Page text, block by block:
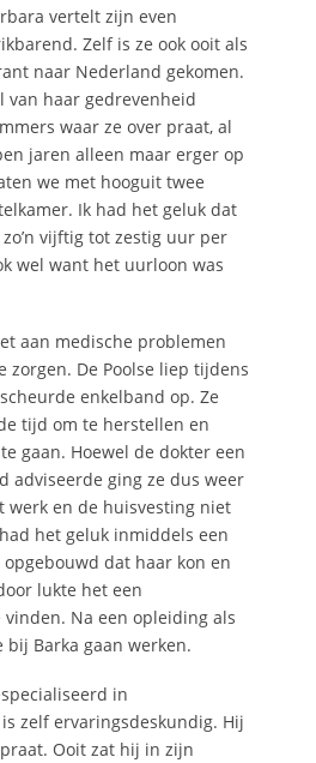
vertelt zijn even
Zelf is ze ook ooit als
naar Nederland gekomen.
van haar gedrevenheid
waar ze over praat, al
jaren alleen maar erger op
we met hooguit twee
Ik had het geluk dat
vijftig tot zestig uur per
wel want het uurloon was
aan medische problemen
zorgen. De Poolse liep tijdens
enkelband op. Ze
tijd om te herstellen en
gaan. Hoewel de dokter een
adviseerde ging ze dus weer
werk en de huisvesting niet
het geluk inmiddels een
dat haar kon en
lukte het een
Na een opleiding als
bij Barka gaan werken.
in
zelf ervaringsdeskundig. Hij
Ooit zat hij in zijn